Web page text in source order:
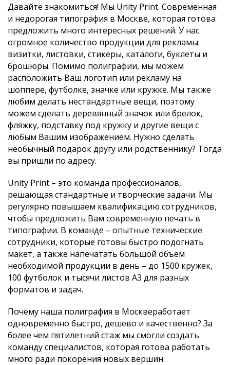
Давайте знакомиться! Мы Unity Print. Современная
и недорогая типография в Москве, которая готова
предложить много интересных решений. У нас
огромное количество продукции для рекламы:
визитки, листовки, стикеры, каталоги, буклеты и
брошюры. Помимо полиграфии, мы можем
расположить Ваш логотип или рекламу на
шоппере, футболке, значке или кружке. Мы также
любим делать нестандартные вещи, поэтому
можем сделать деревянный значок или брелок,
фляжку, подставку под кружку и другие вещи с
любым Вашим изображением. Нужно сделать
необычный подарок другу или родственнику? Тогда
вы пришли по адресу.
Unity Print – это команда профессионалов,
решающая стандартные и творческие задачи. Мы
регулярно повышаем квалификацию сотрудников,
чтобы предложить Вам современную печать в
типографии. В команде – опытные технические
сотрудники, которые готовы быстро подогнать
макет, а также напечатать большой объем
необходимой продукции в день – до 1500 кружек,
100 футболок и тысячи листов А3 для разных
форматов и задач.
Почему наша полиграфия в Москвеработает
одновременно быстро, дешево и качественно? За
более чем пятилетний стаж мы смогли создать
команду специалистов, которая готова работать
много ради покорения новых вершин.